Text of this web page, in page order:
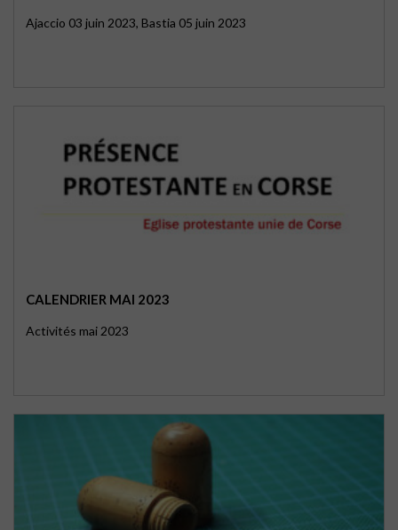
Ajaccio 03 juin 2023, Bastia 05 juin 2023
CALENDRIER MAI 2023
Activités mai 2023